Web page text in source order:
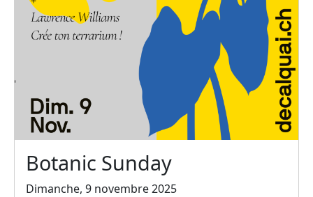
Botanic Sunday
Dimanche, 9 novembre 2025